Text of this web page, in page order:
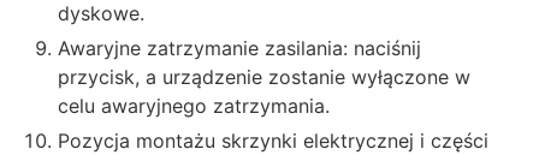
dyskowe.
Awaryjne zatrzymanie zasilania: naciśnij
przycisk, a urządzenie zostanie wyłączone w
celu awaryjnego zatrzymania.
Pozycja montażu skrzynki elektrycznej i części